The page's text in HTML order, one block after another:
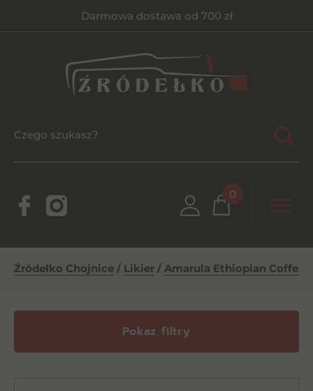
Darmowa dostawa od 700 zł
0
Źródełko Chojnice / Likier / Amarula Ethiopian Coffe
Pokaz filtry